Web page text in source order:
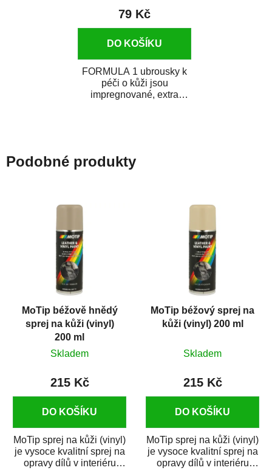
79 Kč
DO KOŠÍKU
FORMULA 1 ubrousky k
péči o kůži jsou
impregnované, extra
Podobné produkty
MoTip béžově hnědý
sprej na kůži (vinyl)
200 ml
Skladem
215 Kč
DO KOŠÍKU
MoTip sprej na kůži (vinyl)
je vysoce kvalitní sprej na
opravy dílů v interiéru
MoTip béžový sprej na
kůži (vinyl) 200 ml
Skladem
215 Kč
DO KOŠÍKU
MoTip sprej na kůži (vinyl)
je vysoce kvalitní sprej na
opravy dílů v interiéru